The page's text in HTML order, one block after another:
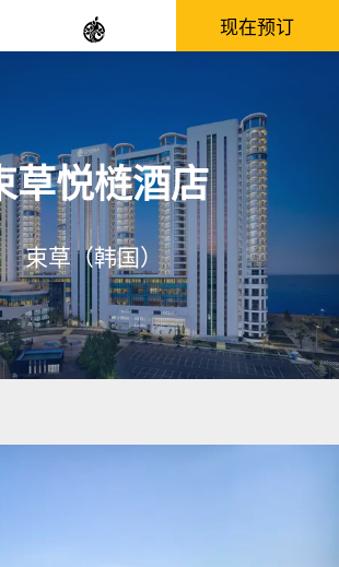
现在预订
草悦梿酒店
束草（韩国）